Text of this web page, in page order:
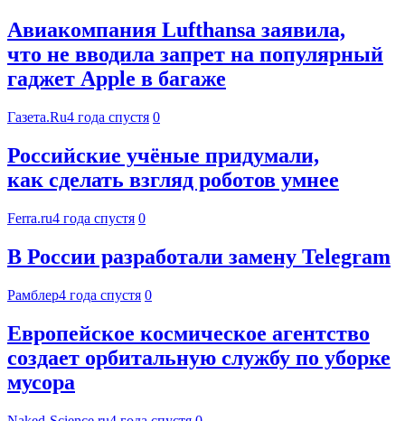
Авиакомпания Lufthansa заявила,
что не вводила запрет на популярный
гаджет Apple в багаже
Газета.Ru4 года спустя 0
Российские учёные придумали,
как сделать взгляд роботов умнее
Ferra.ru4 года спустя 0
В России разработали замену Telegram
Рамблер4 года спустя 0
Европейское космическое агентство
создает орбитальную службу по уборке
мусора